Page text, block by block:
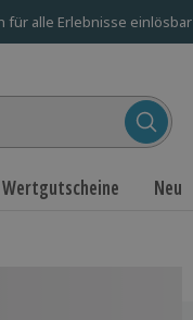
für alle Erlebnisse einlösbar
Wertgutscheine Neu